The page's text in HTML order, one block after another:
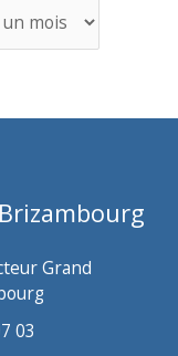
Grand
03